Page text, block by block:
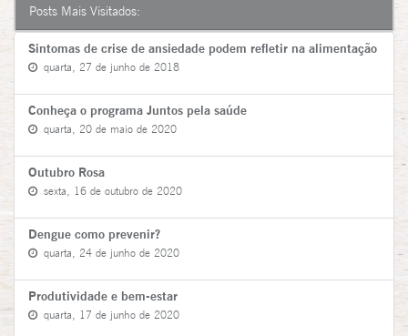
Posts Mais Visitados:
Sintomas de crise de ansiedade podem refletir na alimentação
quarta, 27 de junho de 2018
Conheça o programa Juntos pela saúde
quarta, 20 de maio de 2020
Outubro Rosa
sexta, 16 de outubro de 2020
Dengue como prevenir?
quarta, 24 de junho de 2020
Produtividade e bem-estar
quarta, 17 de junho de 2020